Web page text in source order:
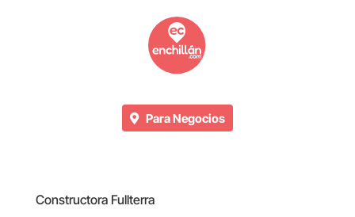
Para Negocios
Constructora Fullterra